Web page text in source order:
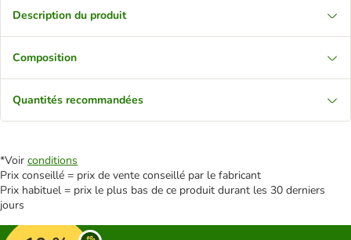
Description du produit
Composition
Quantités recommandées
*Voir conditions
Prix conseillé = prix de vente conseillé par le fabricant
Prix habituel = prix le plus bas de ce produit durant les 30 derniers
jours